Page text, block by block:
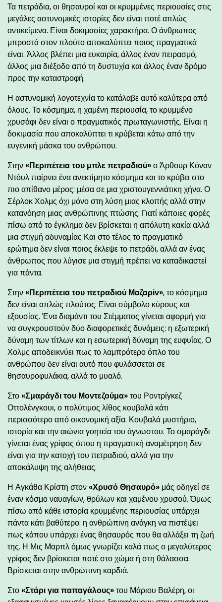
Τα πετράδια, οι θησαυροί και οι κρυμμένες περιουσίες στις
μεγάλες αστυνομικές ιστορίες δεν είναι ποτέ απλώς
αντικείμενα. Είναι δοκιμασίες χαρακτήρα. Ο άνθρωπος
μπροστά στον πλούτο αποκαλύπτει ποιος πραγματικά
είναι. Άλλος βλέπει μια ευκαιρία, άλλος έναν πειρασμό,
άλλος μια διέξοδο από τη δυστυχία και άλλος έναν δρόμο
προς την καταστροφή.
Η αστυνομική λογοτεχνία το κατάλαβε αυτό καλύτερα από
όλους. Το κόσμημα, η χαμένη περιουσία, το κρυμμένο
χρυσάφι δεν είναι ο πραγματικός πρωταγωνιστής. Είναι η
δοκιμασία που αποκαλύπτει τι κρύβεται κάτω από την
ευγενική μάσκα του ανθρώπου.
Στην «Περιπέτεια του μπλε πετραδιού»ο Άρθουρ Κόναν
Ντόυλ παίρνει ένα ανεκτίμητο κόσμημα και το κρύβει στο
πιο απίθανο μέρος: μέσα σε μια χριστουγεννιάτικη χήνα. Ο
Σέρλοκ Χολμς όχι μόνο στη λύση μιας κλοπής αλλά στην
κατανόηση μιας ανθρώπινης πτώσης. Γιατί κάποιες φορές
πίσω από το έγκλημα δεν βρίσκεται η απόλυτη κακία αλλά
μια στιγμή αδυναμίας Και στο τέλος το πραγματικό
ερώτημα δεν είναι ποιος έκλεψε το πετράδι, αλλά αν ένας
άνθρωπος που λύγισε μια στιγμή πρέπει να καταδικαστεί
για πάντα.
Στην «Περιπέτεια του πετραδιού Μαζαρίν», το κόσμημα
δεν είναι απλώς πλούτος. Είναι σύμβολο κύρους και
εξουσίας. Ένα διαμάντι του Στέμματος γίνεται αφορμή για
να συγκρουστούν δύο διαφορετικές δυνάμεις: η εξωτερική
δύναμη των τίτλων και η εσωτερική δύναμη της ευφυΐας. Ο
Χολμς αποδεικνύει πως το λαμπρότερο όπλο του
ανθρώπου δεν είναι αυτό που φυλάσσεται σε
θησαυροφυλάκια, αλλά το μυαλό.
Στο «Σμαράγδι του Μοντεζούμα»του Ροντρίγκεζ
Οττολένγκουι, ο πολύτιμος λίθος κουβαλά κάτι
περισσότερο από οικονομική αξία. Κουβαλά μυστήριο,
ιστορία και την αιώνια γοητεία του άγνωστου. Το σμαράγδι
γίνεται ένας γρίφος όπου η πραγματική αναμέτρηση δεν
είναι για την κατοχή του πετραδιού, αλλά για την
αποκάλυψη της αλήθειας.
Η Αγκάθα Κρίστη στον «Χρυσό Θησαυρό» μάς οδηγεί σε
έναν κόσμο ναυαγίων, θρύλων και χαμένου χρυσού. Όμως
πίσω από κάθε ιστορία κρυμμένης περιουσίας υπάρχει
πάντα κάτι βαθύτερο: η ανθρώπινη ανάγκη να πιστέψει
πως κάπου υπάρχει ένας θησαυρός που θα αλλάξει τη ζωή
της. Η Μις Μαρπλ όμως γνωρίζει καλά πως ο μεγαλύτερος
γρίφος δεν βρίσκεται ποτέ στο χώμα ή στη θάλασσα.
Βρίσκεται στην ανθρώπινη καρδιά.
Στο «Στάρι για παπαγάλους»του Μάριου Βαλέρη, οι